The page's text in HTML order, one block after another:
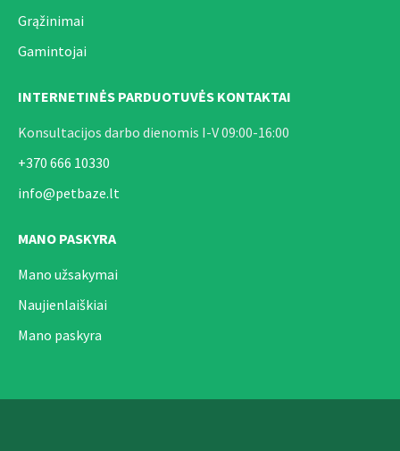
Grąžinimai
Gamintojai
INTERNETINĖS PARDUOTUVĖS KONTAKTAI
Konsultacijos darbo dienomis I-V 09:00-16:00
+370 666 10330
info@petbaze.lt
MANO PASKYRA
Mano užsakymai
Naujienlaiškiai
Mano paskyra